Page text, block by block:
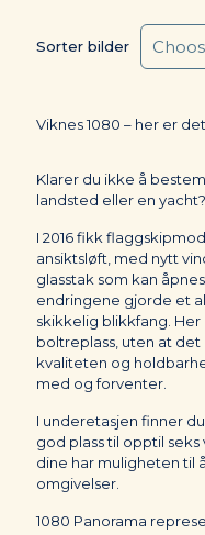
Sorter bilder
Viknes 1080 – her er
Klarer du ikke å
landsted eller en
I 2016 fikk
ansiktsløft, med nytt
glasstak som kan
endringene gjorde et
skikkelig blikkfang.
boltreplass, uten at
kvaliteten og
med og forventer.
I underetasjen finner
god plass til opptil
dine har muligheten til
omgivelser.
1080 Panorama